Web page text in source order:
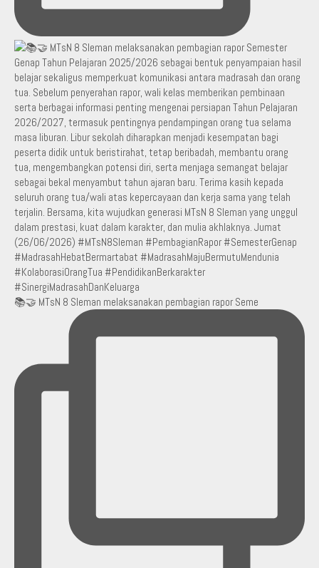
📚🤝 MTsN 8 Sleman melaksanakan pembagian rapor Seme